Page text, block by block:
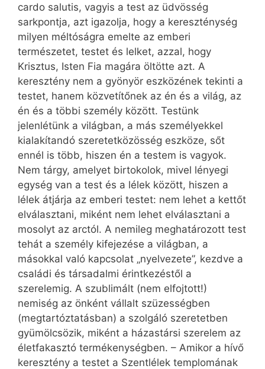
cardo salutis, vagyis a test az üdvösség
sarkpontja, azt igazolja, hogy a kereszténység
milyen méltóságra emelte az emberi
természetet, testet és lelket, azzal, hogy
Krisztus, Isten Fia magára öltötte azt. A
keresztény nem a gyönyör eszközének tekinti a
testet, hanem közvetítőnek az én és a világ, az
én és a többi személy között. Testünk
jelenlétünk a világban, a más személyekkel
kialakítandó szeretetközösség eszköze, sőt
ennél is több, hiszen én a testem is vagyok.
Nem tárgy, amelyet birtokolok, mivel lényegi
egység van a test és a lélek között, hiszen a
lélek átjárja az emberi testet: nem lehet a kettőt
elválasztani, miként nem lehet elválasztani a
mosolyt az arctól. A nemileg meghatározott test
tehát a személy kifejezése a világban, a
másokkal való kapcsolat „nyelvezete”, kezdve a
családi és társadalmi érintkezéstől a
szerelemig. A szublimált (nem elfojtott!)
nemiség az önként vállalt szüzességben
(megtartóztatásban) a szolgáló szeretetben
gyümölcsözik, miként a házastársi szerelem az
életfakasztó termékenységben. – Amikor a hívő
keresztény a testet a Szentlélek templomának